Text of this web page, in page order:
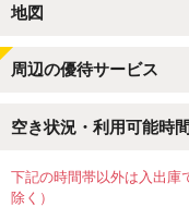
地図
周辺の優待サービス
空き状況・利用可能時
下記の時間帯以外は入出庫
除く）